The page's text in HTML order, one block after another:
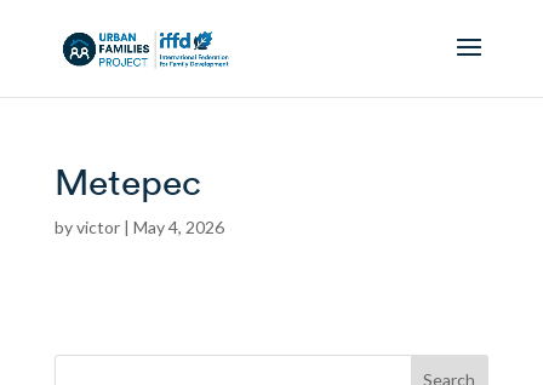
Metepec
byvictor| May 4, 2026
Search